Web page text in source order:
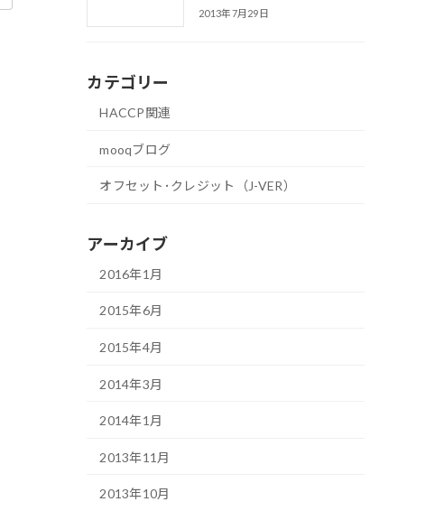
2013年7月29日
カテゴリー
HACCP関連
mooqブログ
オフセット･クレジット（J-VER）
アーカイブ
2016年1月
2015年6月
2015年4月
2014年3月
2014年1月
2013年11月
2013年10月